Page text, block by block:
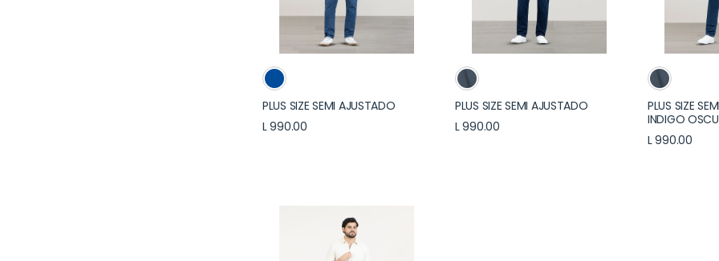
PLUS SIZE SEMI AJUSTADO
L 990.00
PLUS SIZE SEMI AJUSTADO
L 990.00
PLUS SIZE
INDIGO
L 990.00